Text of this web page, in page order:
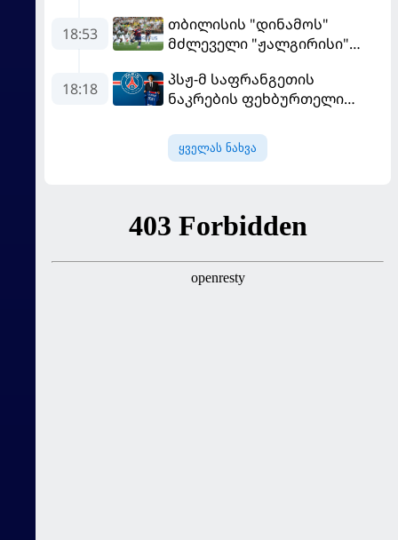
18:53
თბილისის "დინამოს"
მძლეველი "ჟალგირისი"
განადგურდა
18:18
პსჟ-მ საფრანგეთის
ნაკრების ფეხბურთელი
ყველას ნახვა